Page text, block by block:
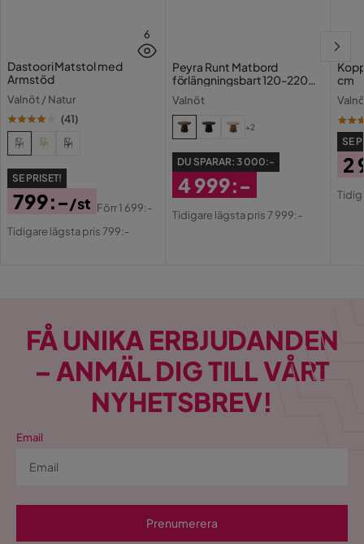
Antal
Antal sittplatser
Material
Material bordsskiva MDF
Material ben
Materialtyp MDF
Funktion
Förlängningsbart Nej
Övrigt
6
Dastoori Matstol med
Armstöd
Valnöt / Natur
(41)
SE PRISET!
Pris
799:-/st
Original
Förr1 699:-
Tidigare lägsta pris 799:-
Peyra Runt Matbord
förlängningsbart 120-220
cm Fanér
Valnöt
+2
DU SPARAR: 3 000:-
Rabatterat
4 999:-
Tidigare lägsta pris 7 999:-
cm
SE
2
FÅ UNIKA ERBJUDANDEN
– ANMÄL DIG TILL VÅRT
NYHETSBREV!
Email
Prenumerera